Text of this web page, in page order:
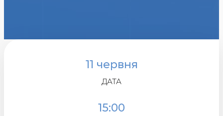
11 червня
ДАТА
15:00